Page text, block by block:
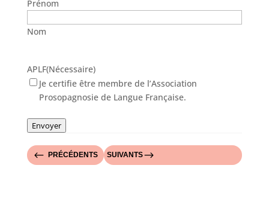
Prénom
Nom
APLF(Nécessaire)
Je certifie être membre de l’Association
Prosopagnosie de Langue Française.
Envoyer
# PRÉCÉDENTS SUIVANTS$